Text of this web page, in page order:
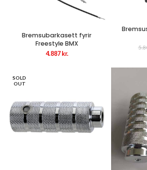
Bremsubarkasett fyrir
Freestyle BMX
4.887 kr.
SOLD
OUT